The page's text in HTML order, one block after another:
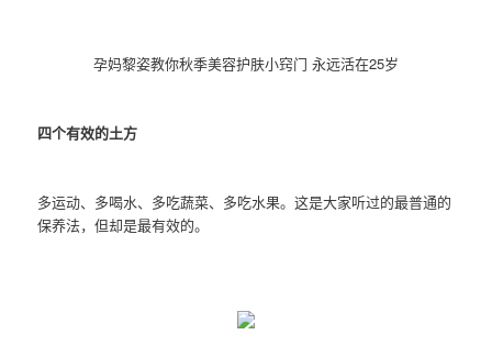
孕妈黎姿教你秋季美容护肤小窍门 永远活在25岁
四个有效的土方
多运动、多喝水、多吃蔬菜、多吃水果。这是大家听过的最普通的
保养法，但却是最有效的。